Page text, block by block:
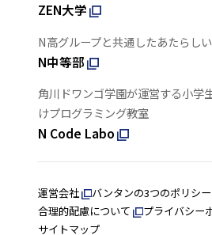
ZEN大学
N高グループと共通したあたらし
N中等部
角川ドワンゴ学園が運営する小学
けプログラミング教室
N Code Labo
運営会社
バンタンの3つのポリシー
合理的配慮について
プライバシー
サイトマップ